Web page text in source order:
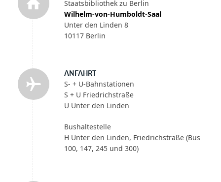
Staatsbibliothek zu Berlin
Wilhelm-von-Humboldt-Saal
Unter den Linden 8
10117 Berlin
ANFAHRT
S- + U-Bahnstationen
S + U Friedrichstraße
U Unter den Linden
Bushaltestelle
H Unter den Linden, Friedrichstraße (Bus
100, 147, 245 und 300)